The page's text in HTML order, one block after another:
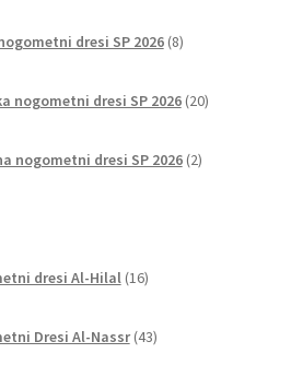
dresi SP 2026 8izdelkov
nogometni dresi SP 2026 20izdelkov
nogometni dresi SP 2026 2izdelka
dresi Al-Hilal 16izdelkov
Dresi Al-Nassr 43izdelkov